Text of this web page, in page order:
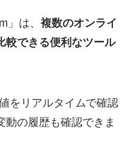
」は、 複数のオンライ
較できる便利なツール
をリアルタイムで確認
動の履歴も確認できま